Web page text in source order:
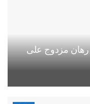
رهان مزدوج على